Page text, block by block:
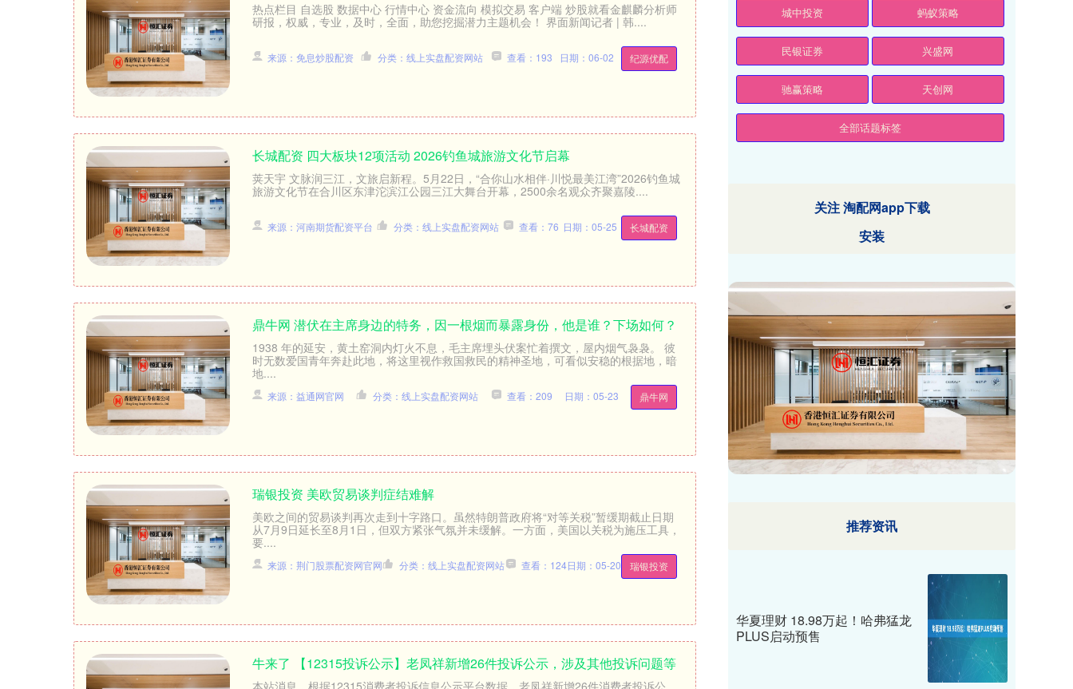
热点栏目 自选股 数据中心 行情中心 资金流向 模拟交易 客户端 炒股就看金麒麟分析师
研报，权威，专业，及时，全面，助您挖掘潜力主题机会！ 界面新闻记者 | 韩....
纪源优配
来源：免息炒股配资 分类：线上实盘配资网站 查看：193 日期：06-02
长城配资 四大板块12项活动 2026钓鱼城旅游文化节启幕
荚天宇 文脉润三江，文旅启新程。5月22日，“合你山水相伴·川悦最美江湾”2026钓鱼城
旅游文化节在合川区东津沱滨江公园三江大舞台开幕，2500余名观众齐聚嘉陵....
长城配资
来源：河南期货配资平台 分类：线上实盘配资网站 查看：76 日期：05-25
鼎牛网 潜伏在主席身边的特务，因一根烟而暴露身份，他是谁？下场如何？
1938 年的延安，黄土窑洞内灯火不息，毛主席埋头伏案忙着撰文，屋内烟气袅袅。 彼
时无数爱国青年奔赴此地，将这里视作救国救民的精神圣地，可看似安稳的根据地，暗
地....
鼎牛网
来源：益通网官网 分类：线上实盘配资网站 查看：209 日期：05-23
瑞银投资 美欧贸易谈判症结难解
美欧之间的贸易谈判再次走到十字路口。虽然特朗普政府将“对等关税”暂缓期截止日期
从7月9日延长至8月1日，但双方紧张气氛并未缓解。一方面，美国以关税为施压工具，
要....
瑞银投资
来源：荆门股票配资网官网 分类：线上实盘配资网站 查看：124日期：05-20
牛来了 【12315投诉公示】老凤祥新增26件投诉公示，涉及其他投诉问题等
本站消息，根据12315消费者投诉信息公示平台数据，老凤祥新增26件消费者投诉公
城中投资 蚂蚁策略
民银证券 兴盛网
驰赢策略 天创网
全部话题标签
关注 淘配网app下载
安装
推荐资讯
华夏理财 18.98万起！哈弗猛龙
PLUS启动预售